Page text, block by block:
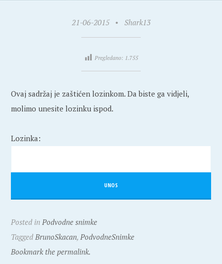
21-06-2015 • Shark13
Pregledano: 1.755
Ovaj sadržaj je zaštićen lozinkom. Da biste ga vidjeli,
molimo unesite lozinku ispod.
Lozinka:
Posted inPodvodne snimke
TaggedBrunoSkacan,PodvodneSnimke
Bookmark the permalink.